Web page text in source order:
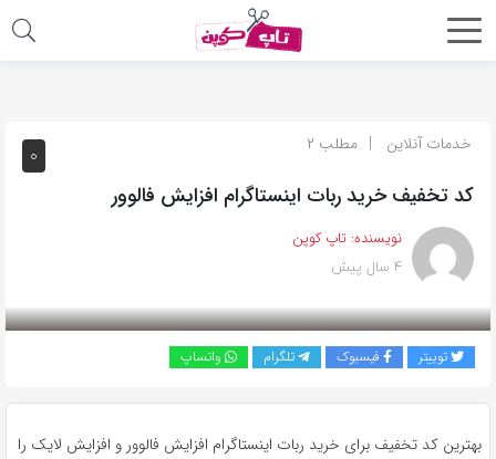
اشتراک
از
روش‌های
زیر
می‌توانید
این
صفحه
با
دوستان
۰ خدمات آنلاین مطلب ۲
کد تخفیف خرید ربات اینستاگرام افزایش فالوور
نویسنده: تاپ کوپن
۴ سال پیش
توییتر فیسبوک تلگرام واتساپ
بهترین کد تخفیف برای خرید ربات اینستاگرام افزایش فالوور و افزایش لایک را